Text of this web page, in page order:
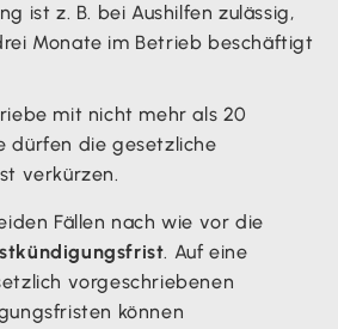
ist z. B. bei Aushilfen zulässig,
Monate im Betrieb beschäftigt
mit nicht mehr als 20
dürfen die gesetzliche
verkürzen.
Fällen nach wie vor die
. Auf eine
vorgeschriebenen
können